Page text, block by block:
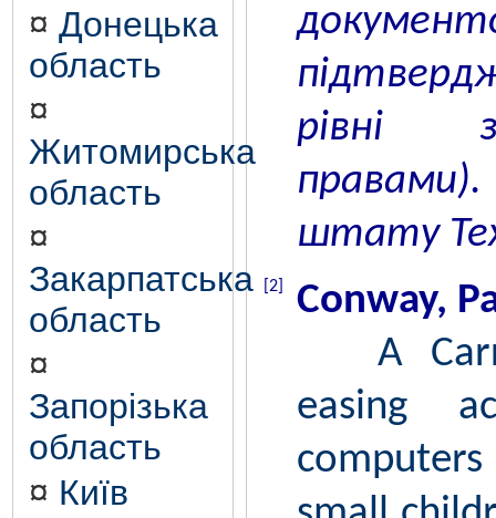
¤ Донецька
область
¤
Житомирська
область
¤
Закарпатська
область
¤
Запорізька
область
¤ Київ
рівні
штату
[2]
Conway,
A
easing